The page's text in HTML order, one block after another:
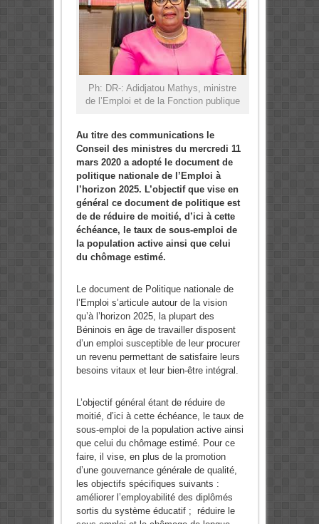
Ph: DR-: Adidjatou Mathys, ministre
de l’Emploi et de la Fonction publique
Au titre des communications le
Conseil des ministres du mercredi 11
mars 2020 a adopté le document de
politique nationale de l’Emploi à
l’horizon 2025. L’objectif que vise en
général ce document de politique est
de de réduire de moitié, d’ici à cette
échéance, le taux de sous-emploi de
la population active ainsi que celui
du chômage estimé.
Le document de Politique nationale de
l’Emploi s’articule autour de la vision
qu’à l’horizon 2025, la plupart des
Béninois en âge de travailler disposent
d’un emploi susceptible de leur procurer
un revenu permettant de satisfaire leurs
besoins vitaux et leur bien-être intégral.
L’objectif général étant de réduire de
moitié, d’ici à cette échéance, le taux de
sous-emploi de la population active ainsi
que celui du chômage estimé. Pour ce
faire, il vise, en plus de la promotion
d’une gouvernance générale de qualité,
les objectifs spécifiques suivants :
améliorer l’employabilité des diplômés
sortis du système éducatif ; réduire le